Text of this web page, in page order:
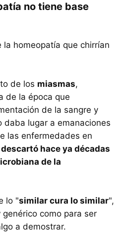
no tiene base
homeopatía que chirrían
de los miasmas,
de la época que
de la sangre y
lugar a emanaciones
las enfermedades en
hace ya décadas
de la
lo "similar cura lo similar",
como para ser
a demostrar.